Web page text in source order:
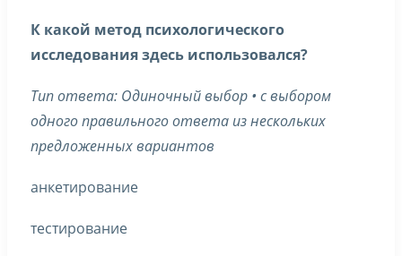
К какой метод психологического
исследования здесь использовался?
Тип ответа: Одиночный выбор • с выбором
одного правильного ответа из нескольких
предложенных вариантов
анкетирование
тестирование